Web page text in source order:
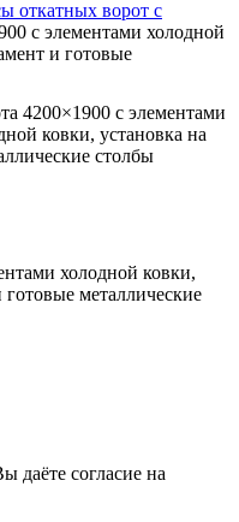
откатных ворот с
с элементами холодной
и готовые
4200×1900 с элементами
ковки, установка на
столбы
холодной ковки,
металлические
даёте согласие на